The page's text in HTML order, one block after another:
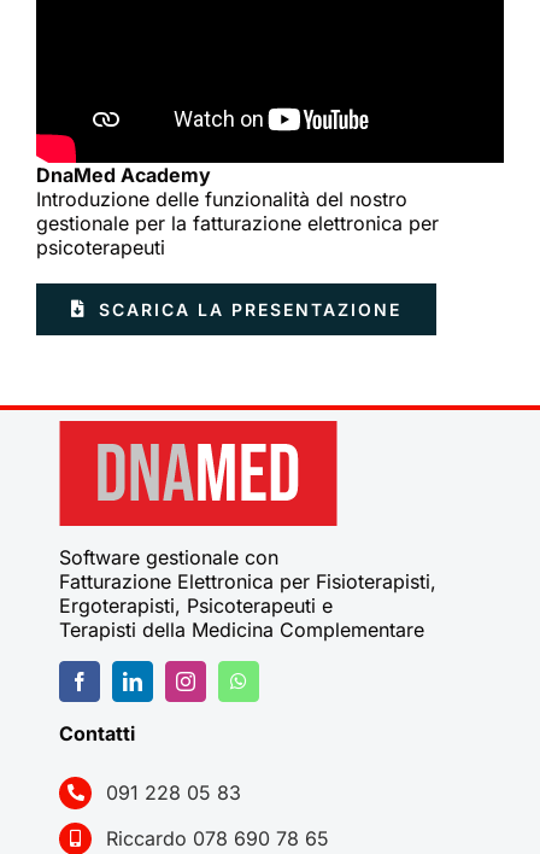
DnaMed Academy
Introduzione delle funzionalità del nostro
gestionale per la fatturazione elettronica per
psicoterapeuti
SCARICA LA PRESENTAZIONE
Software gestionale con
Fatturazione Elettronica per Fisioterapisti,
Ergoterapisti, Psicoterapeuti e
Terapisti della Medicina Complementare
Contatti
091 228 05 83
Riccardo 078 690 78 65